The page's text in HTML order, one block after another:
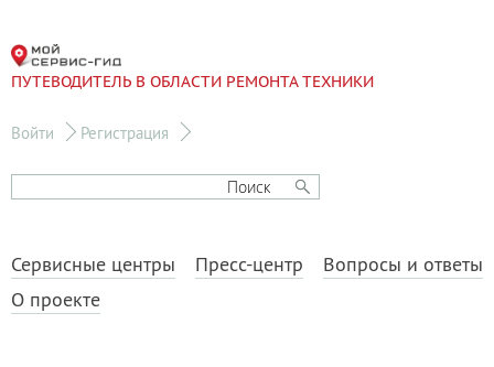
ПУТЕВОДИТЕЛЬ В ОБЛАСТИ РЕМОНТА ТЕХНИКИ
Войти Регистрация
Сервисные центры Пресс-центр
Вопросы и ответы
О проекте